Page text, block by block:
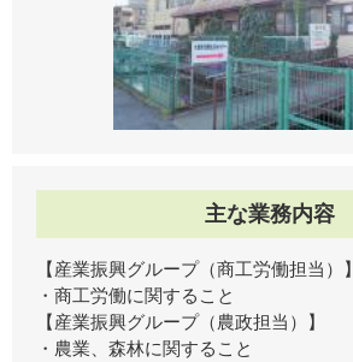
主な業務内容
【産業振興グループ（商工労働担当）】
・商工労働に関すること
【産業振興グループ（農政担当）】
・農業、森林に関すること